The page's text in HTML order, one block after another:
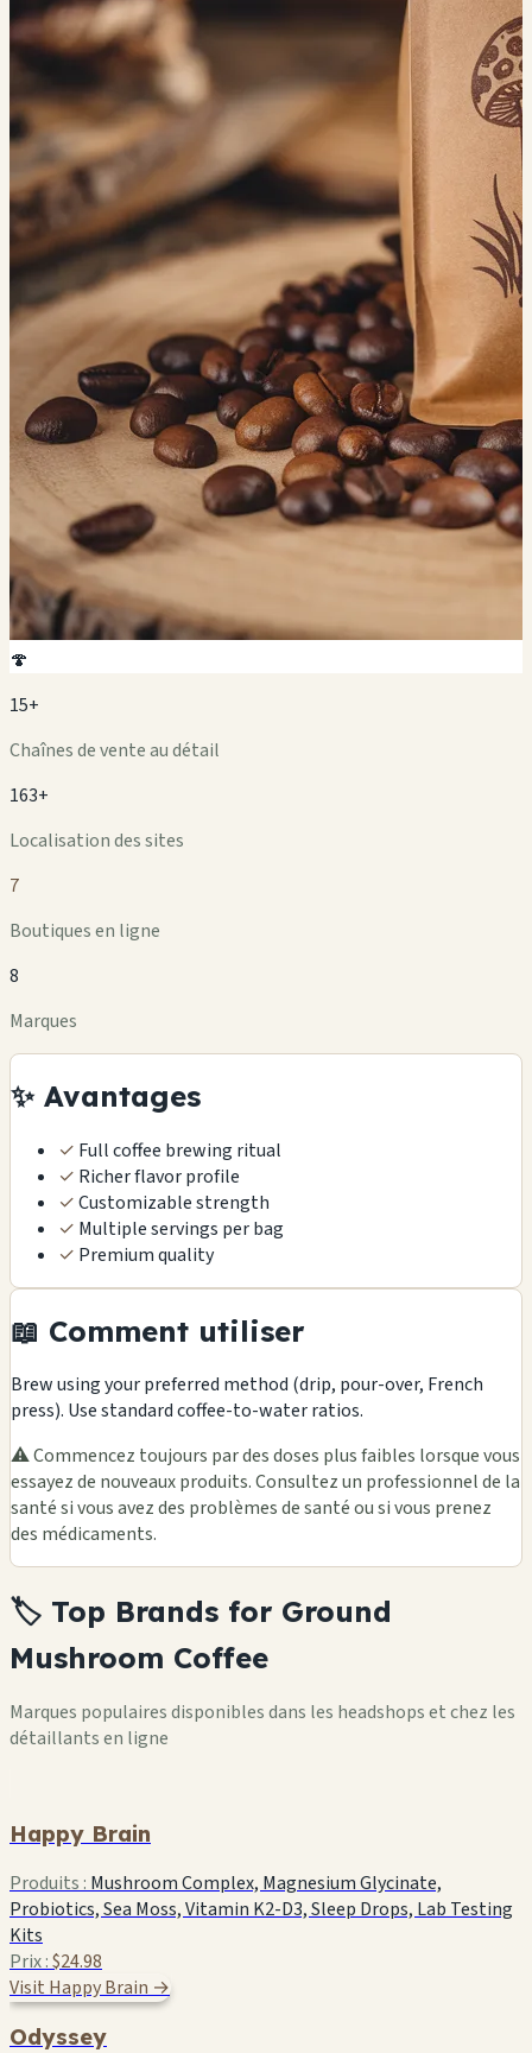
🍄
15+
Chaînes de vente au détail
163+
Localisation des sites
7
Boutiques en ligne
8
Marques
✨ Avantages
✓ Full coffee brewing ritual
✓ Richer flavor profile
✓Customizable strength
✓ Multiple servings per bag
✓ Premium quality
📖 Comment utiliser
Brew using your preferred method (drip, pour-over, French
press). Use standard coffee-to-water ratios.
⚠️ Commencez toujours par des doses plus faibles lorsque vous
essayez de nouveaux produits. Consultez un professionnel de la
santé si vous avez des problèmes de santé ou si vous prenez
des médicaments.
🏷️ Top Brands for Ground
Mushroom Coffee
Marques populaires disponibles dans les headshops et chez les
détaillants en ligne
Happy Brain
Produits : Mushroom Complex, Magnesium Glycinate,
Probiotics, Sea Moss, Vitamin K2-D3, Sleep Drops, Lab Testing
Kits
Prix :$24.98
Visit Happy Brain →
Odyssey